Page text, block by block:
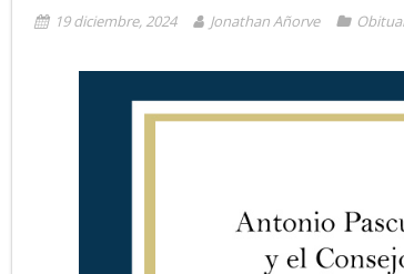
19 diciembre, 2024 Jonathan Añorve